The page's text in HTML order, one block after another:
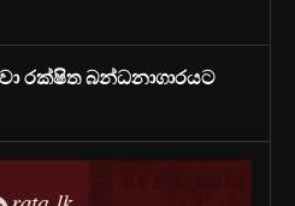
රක්ෂිත බන්ධනාගාරයට